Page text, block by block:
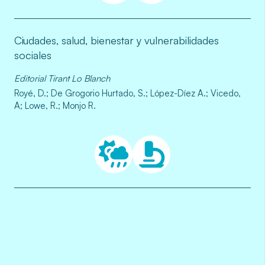
Ciudades, salud, bienestar y vulnerabilidades
sociales
Editorial Tirant Lo Blanch
Royé, D.; De Grogorio Hurtado, S.; López-Díez A.; Vicedo,
A; Lowe, R.; Monjo R.